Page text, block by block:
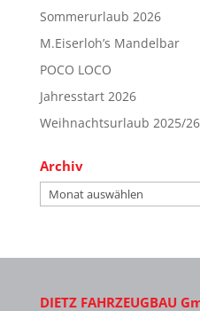
Sommerurlaub 2026
M.Eiserloh’s Mandelbar
POCO LOCO
Jahresstart 2026
Weihnachtsurlaub 2025/26
Archiv
Archiv
DIETZ FAHRZEUGBAU